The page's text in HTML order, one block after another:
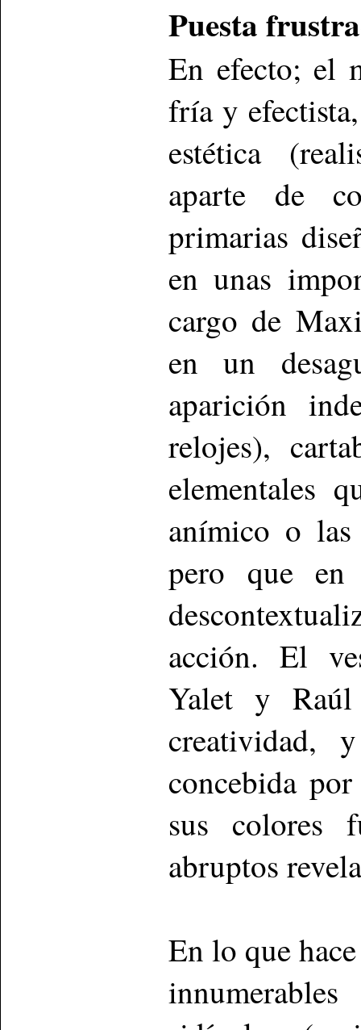
Puesta
En efecto; el
fría y
estética
aparte de
primarias
en unas
cargo de
en un
aparición
relojes),
elementales
anímico o las
pero que en
acción. El
Yalet y
creatividad,
concebida
sus colores
abruptos
En lo que